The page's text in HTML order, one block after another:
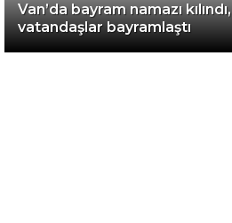
Van’da bayram namazı kılındı,
vatandaşlar bayramlaştı